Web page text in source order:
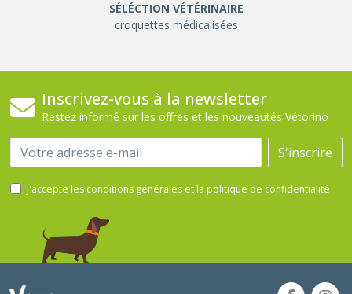
SÉLÉCTION VÉTÉRINAIRE
croquettes médicalisées
Inscrivez-vous à la newsletter
Restez informé sur les offres et les nouveautés Vétorino
Email S'inscrire
J'accepte les conditions générales et la politique de confidentialité